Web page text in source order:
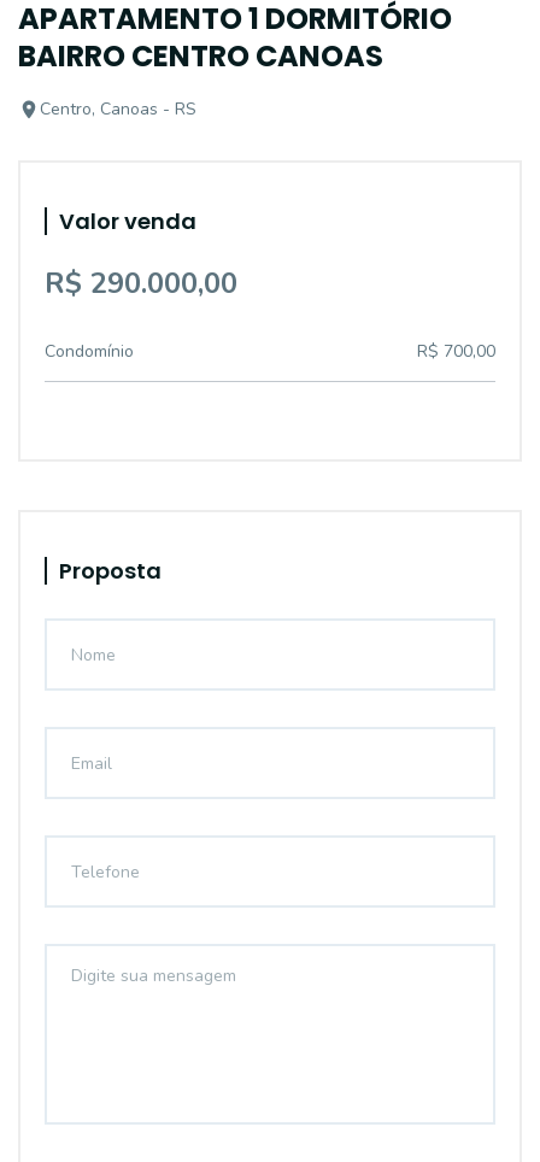
APARTAMENTO 1 DORMITÓRIO
BAIRRO CENTRO CANOAS
Centro, Canoas - RS
Valor venda
R$ 290.000,00
Condomínio R$ 700,00
Proposta